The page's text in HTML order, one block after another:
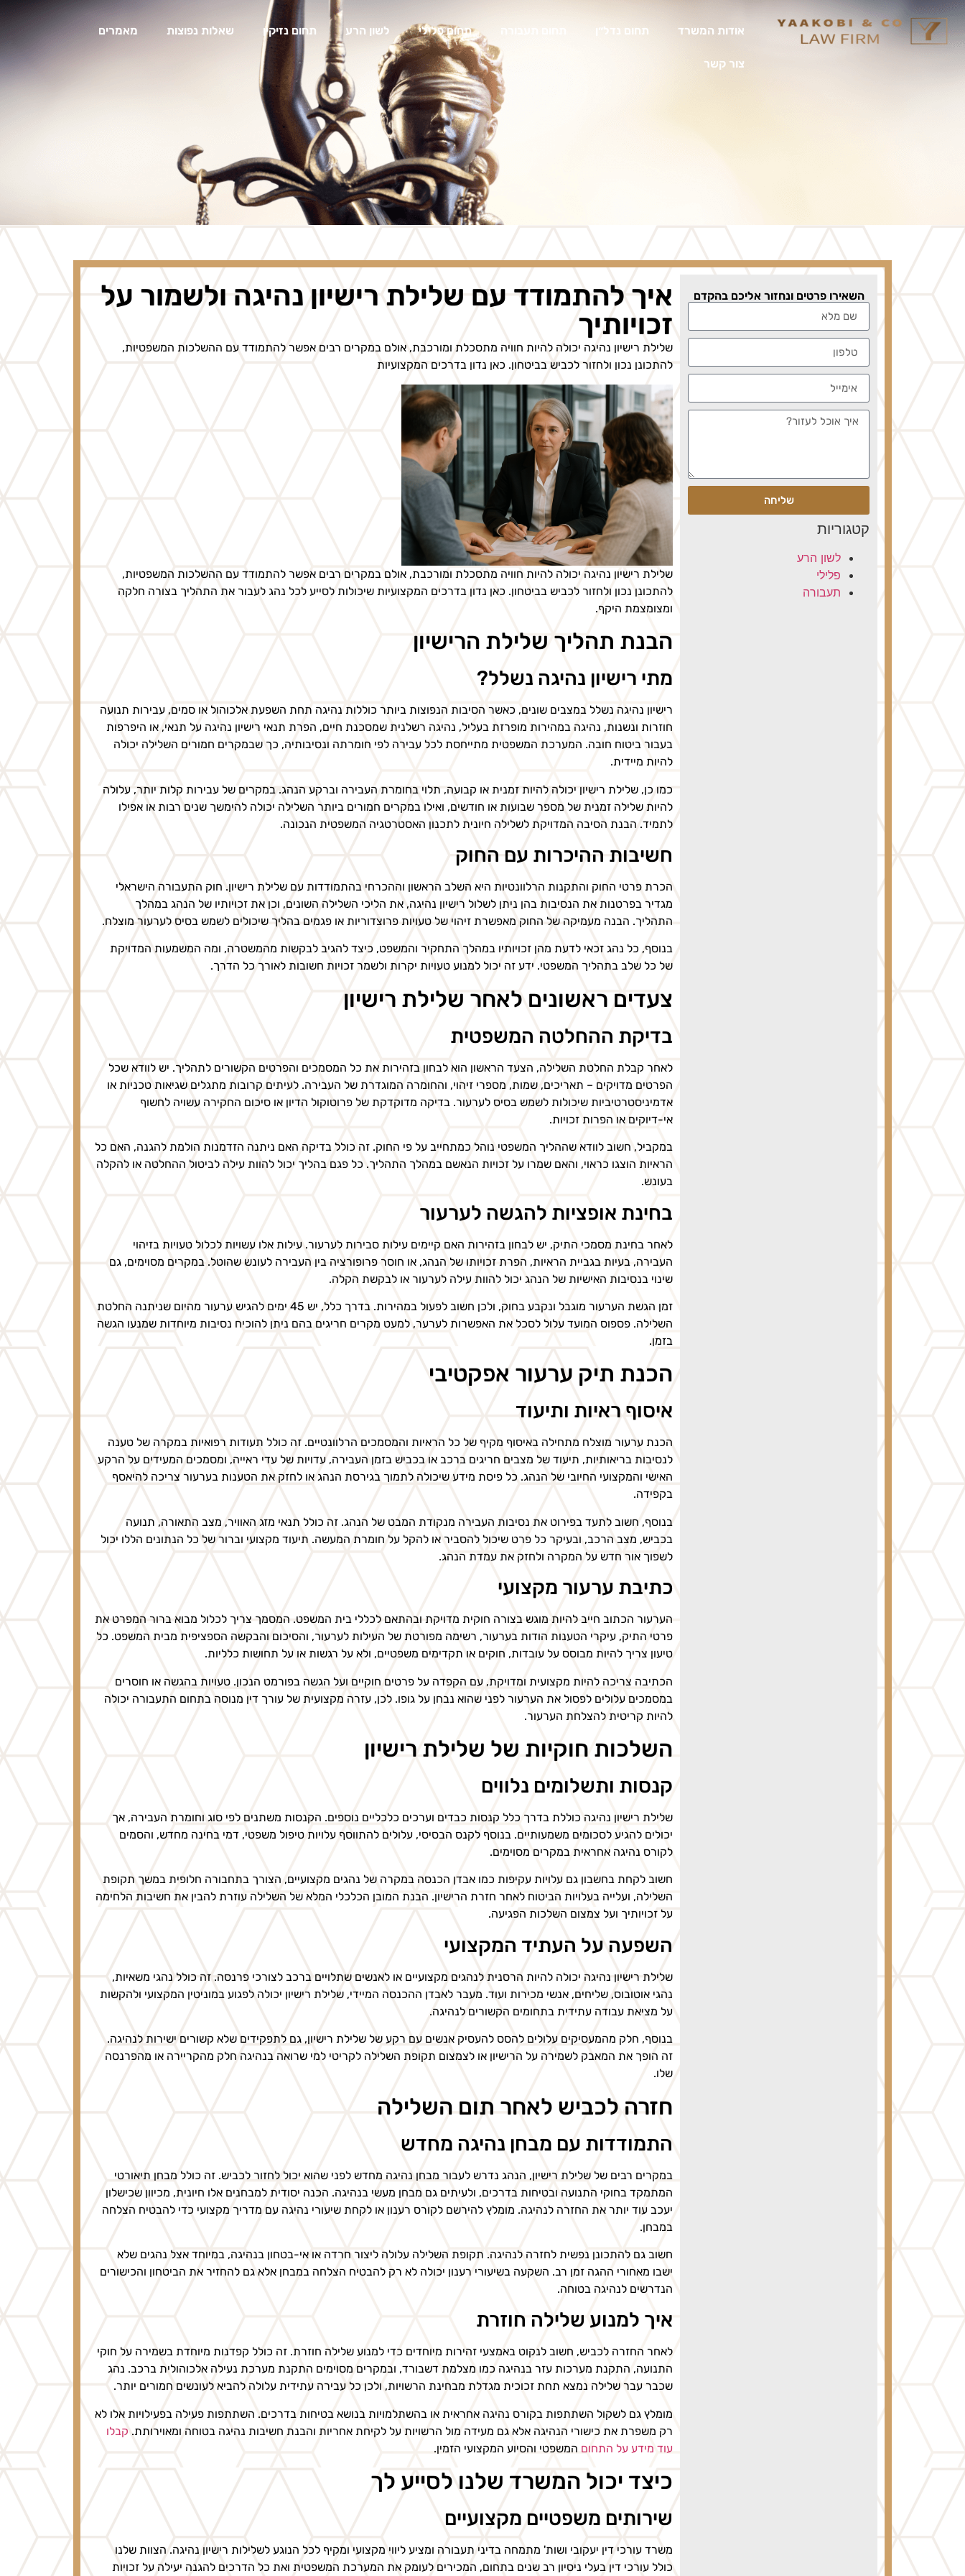
אודות המשרד תחום נדל״ן תחום תעבורה תחום פלילי לשון הרע תחום נזיקין שאלות נפוצות מאמרים
צור קשר
השאירו פרטים ונחזור אליכם בהקדם
שליחה
קטגוריות
לשון הרע
פלילי
תעבורה
איך להתמודד עם שלילת רישיון נהיגה ולשמור על
זכויותיך
שלילת רישיון נהיגה יכולה להיות חוויה מתסכלת ומורכבת, אולם במקרים רבים אפשר להתמודד עם ההשלכות המשפטיות,
להתכונן נכון ולחזור לכביש בביטחון. כאן נדון בדרכים המקצועיות
שלילת רישיון נהיגה יכולה להיות חוויה מתסכלת ומורכבת, אולם במקרים רבים אפשר להתמודד עם ההשלכות המשפטיות,
להתכונן נכון ולחזור לכביש בביטחון. כאן נדון בדרכים המקצועיות שיכולות לסייע לכל נהג לעבור את התהליך בצורה חלקה
ומצומצמת היקף.
הבנת תהליך שלילת הרישיון
מתי רישיון נהיגה נשלל?
רישיון נהיגה נשלל במצבים שונים, כאשר הסיבות הנפוצות ביותר כוללות נהיגה תחת השפעת אלכוהול או סמים, עבירות תנועה
חוזרות ונשנות, נהיגה במהירות מופרזת בעליל, נהיגה רשלנית שמסכנת חיים, הפרת תנאי רישיון נהיגה על תנאי, או היפרפות
בעבור ביטוח חובה. המערכת המשפטית מתייחסת לכל עבירה לפי חומרתה ונסיבותיה, כך שבמקרים חמורים השלילה יכולה
להיות מיידית.
כמו כן, שלילת רישיון יכולה להיות זמנית או קבועה, תלוי בחומרת העבירה וברקע הנהג. במקרים של עבירות קלות יותר, עלולה
להיות שלילה זמנית של מספר שבועות או חודשים, ואילו במקרים חמורים ביותר השלילה יכולה להימשך שנים רבות או אפילו
לתמיד. הבנת הסיבה המדויקת לשלילה חיונית לתכנון האסטרטגיה המשפטית הנכונה.
חשיבות ההיכרות עם החוק
הכרת פרטי החוק והתקנות הרלוונטיות היא השלב הראשון וההכרחי בהתמודדות עם שלילת רישיון. חוק התעבורה הישראלי
מגדיר בפרטנות את הנסיבות בהן ניתן לשלול רישיון נהיגה, את הליכי השלילה השונים, וכן את זכויותיו של הנהג במהלך
התהליך. הבנה מעמיקה של החוק מאפשרת זיהוי של טעויות פרוצדוריות או פגמים בהליך שיכולים לשמש בסיס לערעור מוצלח.
בנוסף, כל נהג זכאי לדעת מהן זכויותיו במהלך התחקיר והמשפט, כיצד להגיב לבקשות מהמשטרה, ומה המשמעות המדויקת
של כל שלב בתהליך המשפטי. ידע זה יכול למנוע טעויות יקרות ולשמר זכויות חשובות לאורך כל הדרך.
צעדים ראשונים לאחר שלילת רישיון
בדיקת ההחלטה המשפטית
לאחר קבלת החלטת השלילה, הצעד הראשון הוא לבחון בזהירות את כל המסמכים והפרטים הקשורים לתהליך. יש לוודא שכל
הפרטים מדויקים – תאריכים, שמות, מספרי זיהוי, והחומרה המוגדרת של העבירה. לעיתים קרובות מתגלים שגיאות טכניות או
אדמיניסטרטיביות שיכולות לשמש בסיס לערעור. בדיקה מדוקדקת של פרוטוקול הדיון או סיכום החקירה עשויה לחשוף
אי-דיוקים או הפרות זכויות.
במקביל, חשוב לוודא שההליך המשפטי נוהל כמתחייב על פי החוק. זה כולל בדיקה האם ניתנה הזדמנות הולמת להגנה, האם כל
הראיות הוצגו כראוי, והאם שמרו על זכויות הנאשם במהלך התהליך. כל פגם בהליך יכול להוות עילה לביטול ההחלטה או להקלה
בעונש.
בחינת אופציות להגשה לערעור
לאחר בחינת מסמכי התיק, יש לבחון בזהירות האם קיימים עילות סבירות לערעור. עילות אלו עשויות לכלול טעויות בזיהוי
העבירה, בעיות בגביית הראיות, הפרת זכויותו של הנהג, או חוסר פרופורציה בין העבירה לעונש שהוטל. במקרים מסוימים, גם
שינוי בנסיבות האישיות של הנהג יכול להוות עילה לערעור או לבקשת הקלה.
זמן הגשת הערעור מוגבל ונקבע בחוק, ולכן חשוב לפעול במהירות. בדרך כלל, יש 45 ימים להגיש ערעור מהיום שניתנה החלטת
השלילה. פספוס המועד עלול לסכל את האפשרות לערער, למעט מקרים חריגים בהם ניתן להוכיח נסיבות מיוחדות שמנעו הגשה
בזמן.
הכנת תיק ערעור אפקטיבי
איסוף ראיות ותיעוד
הכנת ערעור מוצלח מתחילה באיסוף מקיף של כל הראיות והמסמכים הרלוונטיים. זה כולל תעודות רפואיות במקרה של טענה
לנסיבות בריאותיות, תיעוד של מצבים חריגים ברכב או בכביש בזמן העבירה, עדויות של עדי ראייה, ומסמכים המעידים על הרקע
האישי והמקצועי החיובי של הנהג. כל פיסת מידע שיכולה לתמוך בגירסת הנהג או לחזק את הטענות בערעור צריכה להיאסף
בקפידה.
בנוסף, חשוב לתעד בפירוט את נסיבות העבירה מנקודת המבט של הנהג. זה כולל תנאי מזג האוויר, מצב התאורה, תנועה
בכביש, מצב הרכב, ובעיקר כל פרט שיכול להסביר או להקל על חומרת המעשה. תיעוד מקצועי וברור של כל הנתונים הללו יכול
לשפוך אור חדש על המקרה ולחזק את עמדת הנהג.
כתיבת ערעור מקצועי
הערעור הכתוב חייב להיות מוגש בצורה חוקית מדויקת ובהתאם לכללי בית המשפט. המסמך צריך לכלול מבוא ברור המפרט את
פרטי התיק, עיקרי הטענות הודות בערעור, רשימה מפורטת של העילות לערעור, והסיכום והבקשה הספציפית מבית המשפט. כל
טיעון צריך להיות מבוסס על עובדות, חוקים או תקדימים משפטיים, ולא על רגשות או על תחושות כלליות.
הכתיבה צריכה להיות מקצועית ומדויקת, עם הקפדה על פרטים חוקיים ועל הגשה בפורמט הנכון. טעויות בהגשה או חוסרים
במסמכים עלולים לפסול את הערעור לפני שהוא נבחן על גופו. לכן, עזרה מקצועית של עורך דין מנוסה בתחום התעבורה יכולה
להיות קריטית להצלחת הערעור.
השלכות חוקיות של שלילת רישיון
קנסות ותשלומים נלווים
שלילת רישיון נהיגה כוללת בדרך כלל קנסות כבדים וערכים כלכליים נוספים. הקנסות משתנים לפי סוג וחומרת העבירה, אך
יכולים להגיע לסכומים משמעותיים. בנוסף לקנס הבסיסי, עלולים להתווסף עלויות טיפול משפטי, דמי בחינה מחדש, והסמים
לקורס נהיגה אחראית במקרים מסוימים.
חשוב לקחת בחשבון גם עלויות עקיפות כמו אבדן הכנסה במקרה של נהגים מקצועיים, הצורך בתחבורה חלופית במשך תקופת
השלילה, ועלייה בעלויות הביטוח לאחר חזרת הרישיון. הבנת המובן הכלכלי המלא של השלילה עוזרת להבין את חשיבות הלחימה
על זכויותיך ועל צמצום השלכות הפגיעה.
השפעה על העתיד המקצועי
שלילת רישיון נהיגה יכולה להיות הרסנית לנהגים מקצועיים או לאנשים שתלויים ברכב לצורכי פרנסה. זה כולל נהגי משאיות,
נהגי אוטובוס, שליחים, אנשי מכירות ועוד. מעבר לאבדן ההכנסה המיידי, שלילת רישיון יכולה לפגוע במוניטין המקצועי ולהקשות
על מציאת עבודה עתידית בתחומים הקשורים לנהיגה.
בנוסף, חלק מהמעסיקים עלולים להסס להעסיק אנשים עם רקע של שלילת רישיון, גם לתפקידים שלא קשורים ישירות לנהיגה.
זה הופך את המאבק לשמירה על הרישיון או לצמצום תקופת השלילה לקריטי למי שרואה בנהיגה חלק מהקריירה או מהפרנסה
שלו.
חזרה לכביש לאחר תום השלילה
התמודדות עם מבחן נהיגה מחדש
במקרים רבים של שלילת רישיון, הנהג נדרש לעבור מבחן נהיגה מחדש לפני שהוא יכול לחזור לכביש. זה כולל מבחן תיאורטי
המתמקד בחוקי התנועה ובטיחות בדרכים, ולעיתים גם מבחן מעשי בנהיגה. הכנה יסודית למבחנים אלו חיונית, מכיוון שכישלון
יעכב עוד יותר את החזרה לנהיגה. מומלץ להירשם לקורס רענון או לקחת שיעורי נהיגה עם מדריך מקצועי כדי להבטיח הצלחה
במבחן.
חשוב גם להתכונן נפשית לחזרה לנהיגה. תקופת השלילה עלולה ליצור חרדה או אי-בטחון בנהיגה, במיוחד אצל נהגים שלא
ישבו מאחורי ההגה זמן רב. השקעה בשיעורי רענון יכולה לא רק להבטיח הצלחה במבחן אלא גם להחזיר את הביטחון והכישורים
הנדרשים לנהיגה בטוחה.
איך למנוע שלילה חוזרת
לאחר החזרה לכביש, חשוב לנקוט באמצעי זהירות מיוחדים כדי למנוע שלילה חוזרת. זה כולל קפדנות מיוחדת בשמירה על חוקי
התנועה, התקנת מערכות עזר בנהיגה כמו מצלמת דשבורד, ובמקרים מסוימים התקנת מערכת נעילה אלכוהולית ברכב. נהג
שכבר עבר שלילה נמצא תחת זכוכית מגדלת מבחינת הרשויות, ולכן כל עבירה עתידית עלולה להביא לעונשים חמורים יותר.
מומלץ גם לשקול השתתפות בקורס נהיגה אחראית או בהשתלמויות בנושא בטיחות בדרכים. השתתפות פעילה בפעילויות אלו לא
רק משפרת את כישורי הנהיגה אלא גם מעידה מול הרשויות על לקיחת אחריות והבנת חשיבות נהיגה בטוחה ומאוירותת. קבלו
עוד מידע על התחום המשפטי והסיוע המקצועי הזמין.
כיצד יכול המשרד שלנו לסייע לך
שירותים משפטיים מקצועיים
משרד עורכי דין יעקובי ושות' מתמחה בדיני תעבורה ומציע ליווי מקצועי ומקיף לכל הנוגע לשלילות רישיון נהיגה. הצוות שלנו
כולל עורכי דין בעלי ניסיון רב שנים בתחום, המכירים לעומק את המערכת המשפטית ואת כל הדרכים להגנה יעילה על זכויות